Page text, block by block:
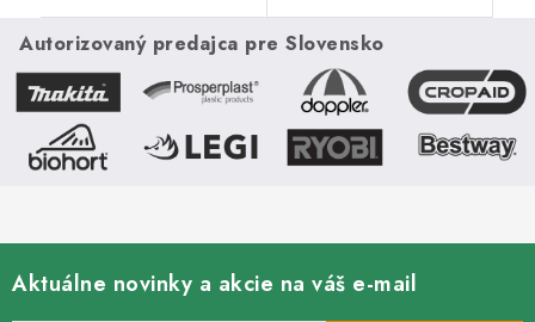
Autorizovaný predajca pre Slovensko
Aktuálne novinky a akcie na váš e-mail